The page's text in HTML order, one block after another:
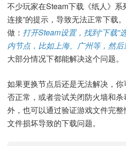
不少玩家在Steam下载《纸人》系
连接”的提示，导致无法正常下载
做： 打开Steam设置，找到“下载”
内节点，比如上海、广州等，然
大部分情况下都能解决这个问题。
如果更换节点后还是无法解决，
否正常，或者尝试关闭防火墙和
外，也可以通过验证游戏文件完
文件损坏导致的下载问题。